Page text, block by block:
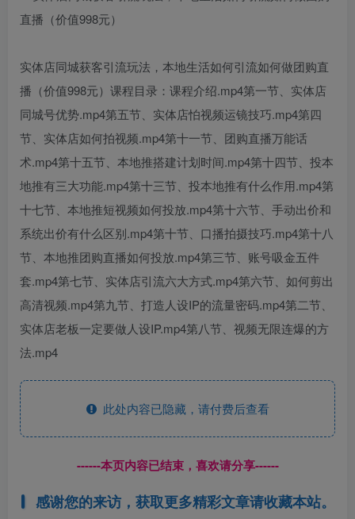
实体店同城获客引流玩法，本地生活如何引流如何做团购直
播（价值998元）课程目录：课程介绍.mp4第一节、实体店
同城号优势.mp4第五节、实体店怕视频运镜技巧.mp4第四
节、实体店如何拍视频.mp4第十一节、团购直播万能话
术.mp4第十五节、本地推搭建计划时间.mp4第十四节、投本
地推有三大功能.mp4第十三节、投本地推有什么作用.mp4第
十七节、本地推短视频如何投放.mp4第十六节、手动出价和
系统出价有什么区别.mp4第十节、口播拍摄技巧.mp4第十八
节、本地推团购直播如何投放.mp4第三节、账号吸金五件
套.mp4第七节、实体店引流六大方式.mp4第六节、如何剪出
高清视频.mp4第九节、打造人设IP的流量密码.mp4第二节、
实体店老板一定要做人设IP.mp4第八节、视频无限连爆的方
法.mp4
此处内容已隐藏，请付费后查看
------本页内容已结束，喜欢请分享------
感谢您的来访，获取更多精彩文章请收藏本站。